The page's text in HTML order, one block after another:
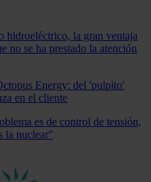
hidroeléctrico, la gran ventaja
no se ha prestado la atención
Energy: del 'pulpito'
en el cliente
es de control de tensión,
la nuclear"